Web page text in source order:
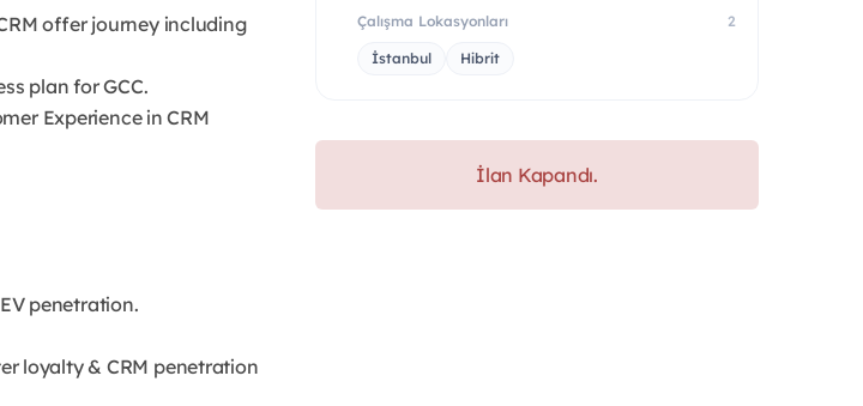
offer journey including
plan for GCC.
Experience in CRM
penetration.
loyalty & CRM penetration
Çalışma Lokasyonları 2
İstanbul Hibrit
İlan Kapandı.